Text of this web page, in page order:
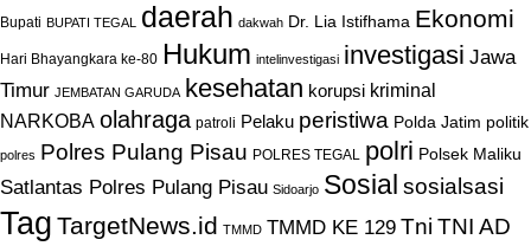
Bupati BUPATI TEGAL daerah dakwah Dr. Lia Istifhama Ekonomi
Hari Bhayangkara ke-80 Hukum intelinvestigasi investigasi Jawa
Timur JEMBATAN GARUDA kesehatan korupsi kriminal
NARKOBA olahraga patroli Pelaku peristiwa Polda Jatim politik
polres Polres Pulang Pisau POLRES TEGAL polri Polsek Maliku
Satlantas Polres Pulang Pisau Sidoarjo Sosial sosialsasi
Tag TargetNews.id TMMD TMMD KE 129 Tni TNI AD